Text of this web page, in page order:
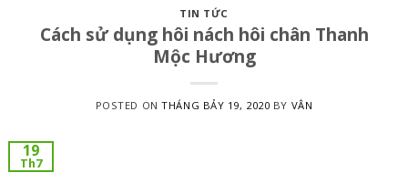
TIN TỨC
Cách sử dụng hôi nách hôi chân Thanh
Mộc Hương
POSTED ONTHÁNG BẢY 19, 2020 BY VÂN
19
Th7